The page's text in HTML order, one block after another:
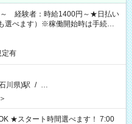
～ 経験者：時給1400円～★日払い
選べます）※稼働開始時は手続き完
有
川県)駅 / …
7:00